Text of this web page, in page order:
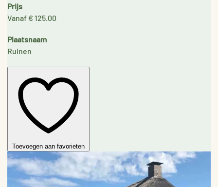
Prijs
Vanaf € 125.00
Plaatsnaam
Ruinen
Toevoegen aan favorieten